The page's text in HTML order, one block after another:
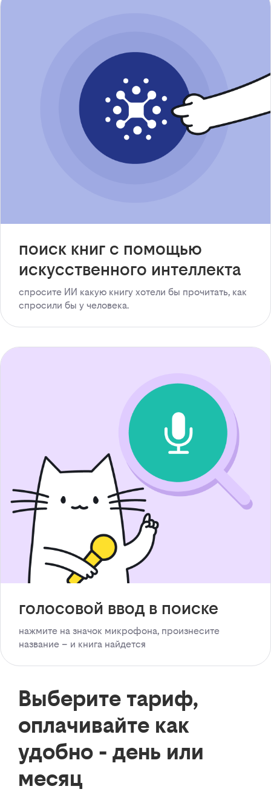
поиск книг с помощью
искусственного интеллекта
спросите ИИ какую книгу хотели бы прочитать, как
спросили бы у человека.
голосовой ввод в поиске
нажмите на значок микрофона, произнесите
название – и книга найдется
Выберите тариф,
оплачивайте как
удобно - день или
месяц